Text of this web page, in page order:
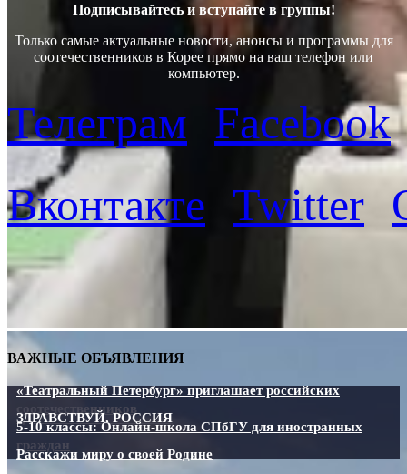
Подписывайтесь и вступайте в группы!
Только самые актуальные новости, анонсы и программы для
соотечественников в Корее прямо на ваш телефон или
компьютер.
Телеграм Facebook
Вконтакте Twitter
ВАЖНЫЕ ОБЪЯВЛЕНИЯ
«Театральный Петербург» приглашает российских
соотечественников
ЗДРАВСТВУЙ, РОССИЯ
5-10 классы: Онлайн-школа СПбГУ для иностранных
граждан
Расскажи миру о своей Родине